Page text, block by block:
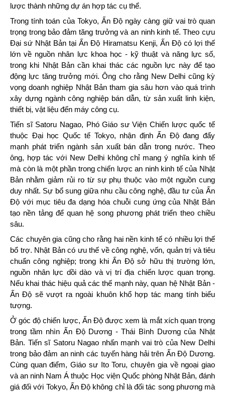
lược thành những dự án hợp tác cụ thể.
Trong tính toán của Tokyo, Ấn Độ ngày càng giữ vai trò quan
trọng trong bảo đảm tăng trưởng và an ninh kinh tế. Theo cựu
Đại sứ Nhật Bản tại Ấn Độ Hiramatsu Kenji, Ấn Độ có lợi thế
lớn về nguồn nhân lực khoa học - kỹ thuật và năng lực số,
trong khi Nhật Bản cần khai thác các nguồn lực này để tạo
động lực tăng trưởng mới. Ông cho rằng New Delhi cũng kỳ
vọng doanh nghiệp Nhật Bản tham gia sâu hơn vào quá trình
xây dựng ngành công nghiệp bán dẫn, từ sản xuất linh kiện,
thiết bị, vật liệu đến máy công cụ.
Tiến sĩ Satoru Nagao, Phó Giáo sư Viện Chiến lược quốc tế
thuộc Đại học Quốc tế Tokyo, nhận định Ấn Độ đang đẩy
mạnh phát triển ngành sản xuất bán dẫn trong nước. Theo
ông, hợp tác với New Delhi không chỉ mang ý nghĩa kinh tế
mà còn là một phần trong chiến lược an ninh kinh tế của Nhật
Bản nhằm giảm rủi ro từ sự phụ thuộc vào một nguồn cung
duy nhất. Sự bổ sung giữa nhu cầu công nghệ, đầu tư của Ấn
Độ với mục tiêu đa dạng hóa chuỗi cung ứng của Nhật Bản
tạo nền tảng để quan hệ song phương phát triển theo chiều
sâu.
Các chuyên gia cũng cho rằng hai nền kinh tế có nhiều lợi thế
bổ trợ. Nhật Bản có ưu thế về công nghệ, vốn, quản trị và tiêu
chuẩn công nghiệp; trong khi Ấn Độ sở hữu thị trường lớn,
nguồn nhân lực dồi dào và vị trí địa chiến lược quan trọng.
Nếu khai thác hiệu quả các thế mạnh này, quan hệ Nhật Bản -
Ấn Độ sẽ vượt ra ngoài khuôn khổ hợp tác mang tính biểu
tượng.
Ở góc độ chiến lược, Ấn Độ được xem là mắt xích quan trọng
trong tầm nhìn Ấn Độ Dương - Thái Bình Dương của Nhật
Bản. Tiến sĩ Satoru Nagao nhấn mạnh vai trò của New Delhi
trong bảo đảm an ninh các tuyến hàng hải trên Ấn Độ Dương.
Cùng quan điểm, Giáo sư Ito Toru, chuyên gia về ngoại giao
và an ninh Nam Á thuộc Học viện Quốc phòng Nhật Bản, đánh
giá đối với Tokyo, Ấn Độ không chỉ là đối tác song phương mà